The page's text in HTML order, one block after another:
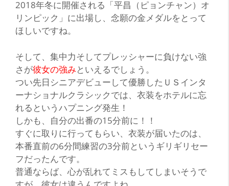
2018年冬に開催される「平昌（ピョンチャン）オ
リンピック」に出場し、念願の金メダルをとって
ほしいですね。
そして、集中力そしてプレッシャーに負けない強
さが彼女の強みといえるでしょう。
つい先日シニアデビューして優勝したＵＳインタ
ーナショナルクラシックでは、衣装をホテルに忘
れるというハプニング発生！
しかも、自分の出番の15分前に！！
すぐに取りに行ってもらい、衣装が届いたのは、
本番直前の6分間練習の3分前というギリギリセー
フだったんです。
普通ならば、心が乱れてミスもしてしまいそうで